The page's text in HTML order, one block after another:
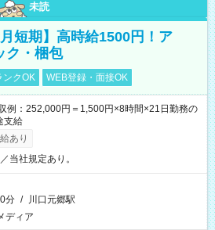
未読
短期】高時給1500円！ア
ク・梱包
ンクOK WEB登録・面接OK
例：252,000円＝1,500円×8時間×21日勤務の
支給
あり
当社規定あり。
分 / 川口元郷駅
ディア